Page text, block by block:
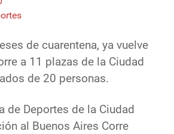
de cuarentena, ya vuelve
a 11 plazas de la Ciudad
de 20 personas.
de Deportes de la Ciudad
al Buenos Aires Corre